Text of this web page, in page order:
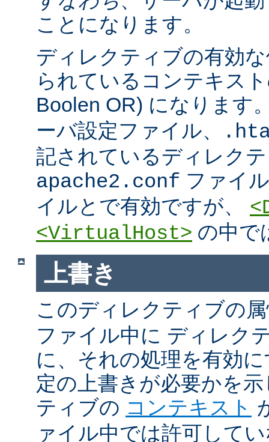
ことになります。
ディレクティブの有効
られているコンテキス
Boolen OR) になります
ーバ設定ファイル、
記されているディレク
apache2.conf ファイ
イルとで有効ですが、
<VirtualHost> の中で
上書き
このディレクティブの
ファイル中に ディレク
に、それの処理を有効
定の上書きが必要かを
ティブの コンテキスト
ァイル中では許可して